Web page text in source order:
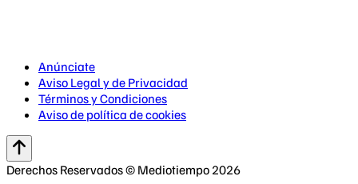
Anúnciate
Aviso Legal y de Privacidad
Términos y Condiciones
Aviso de política de cookies
Derechos Reservados © Mediotiempo 2026